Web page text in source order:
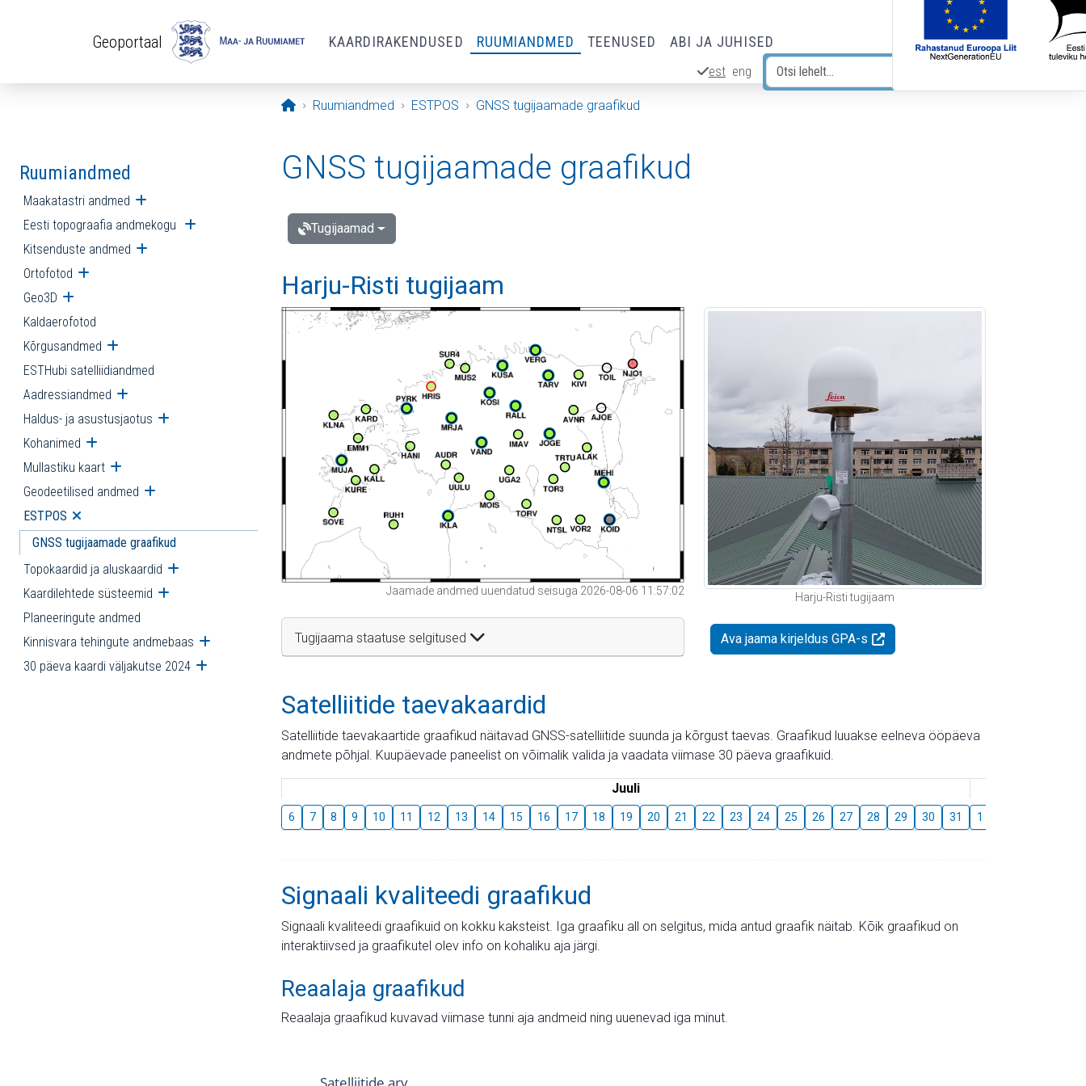
Geoportaal KAARDIRAKENDUSED RUUMIANDMED TEENUSED ABI JA JUHISED
est eng
Avaleht
Ruumiandmed ESTPOS GNSS tugijaamade graafikud
Ruumiandmed
Maakatastri andmed Ava alammenüü
Eesti topograafia andmekogu Ava alammenüü
Kitsenduste andmed Ava alammenüü
Ortofotod Ava alammenüü
Geo3D Ava alammenüü
Kaldaerofotod
Kõrgusandmed Ava alammenüü
ESTHubi satelliidiandmed
Aadressiandmed Ava alammenüü
Haldus- ja asustusjaotus Ava alammenüü
Kohanimed Ava alammenüü
Mullastiku kaart Ava alammenüü
Geodeetilised andmed Ava alammenüü
ESTPOS Ava alammenüü
GNSS tugijaamade graafikud
Topokaardid ja aluskaardid Ava alammenüü
Kaardilehtede süsteemid Ava alammenüü
Planeeringute andmed
Kinnisvara tehingute andmebaas Ava alammenüü
30 päeva kaardi väljakutse 2024 Ava alammenüü
GNSS tugijaamade graafikud
Tugijaamad
Harju-Risti tugijaam
Jaamade andmed uuendatud seisuga 2026-08-06 11:57:02
Tugijaama staatuse selgitused
Harju-Risti tugijaam
Ava jaama kirjeldus GPA-s
Satelliitide taevakaardid
Satelliitide taevakaartide graafikud näitavad GNSS-satelliitide suunda ja kõrgust taevas. Graafikud luuakse eelneva ööpäeva
andmete põhjal. Kuupäevade paneelist on võimalik valida ja vaadata viimase 30 päeva graafikuid.
Juuli
6 7 8 9 10 11 12 13 14 15 16 17 18 19 20 21 22 23 24 25 26 27 28 29 30 31 1
Signaali kvaliteedi graafikud
Signaali kvaliteedi graafikuid on kokku kaksteist. Iga graafiku all on selgitus, mida antud graafik näitab. Kõik graafikud on
interaktiivsed ja graafikutel olev info on kohaliku aja järgi.
Reaalaja graafikud
Reaalaja graafikud kuvavad viimase tunni aja andmeid ning uuenevad iga minut.